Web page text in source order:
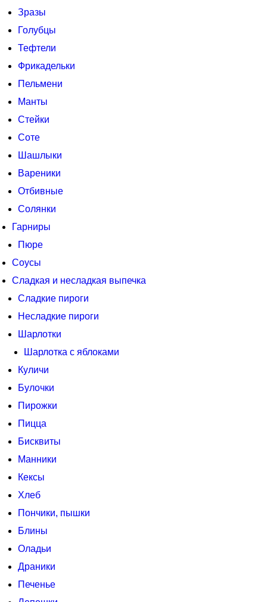
Зразы
Голубцы
Тефтели
Фрикадельки
Пельмени
Манты
Стейки
Соте
Шашлыки
Вареники
Отбивные
Солянки
Гарниры
Пюре
Соусы
Сладкая и несладкая выпечка
Сладкие пироги
Несладкие пироги
Шарлотки
Шарлотка с яблоками
Куличи
Булочки
Пирожки
Пицца
Бисквиты
Манники
Кексы
Хлеб
Пончики, пышки
Блины
Оладьи
Драники
Печенье